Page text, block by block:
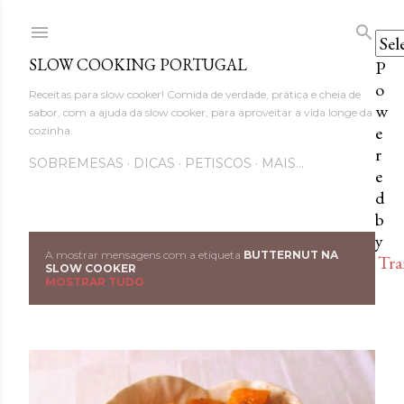
Avançar para o conteúdo
P
o
w
e
r
e
d
b
y
SLOW COOKING PORTUGAL
Receitas para slow cooker! Comida de verdade, prática e cheia de
sabor, com a ajuda da slow cooker, para aproveitar a vida longe da
cozinha.
SOBREMESAS DICAS PETISCOS MAIS…
M
e
n
A mostrar mensagens com a etiqueta BUTTERNUT NA
SLOW COOKER
MOSTRAR TUDO